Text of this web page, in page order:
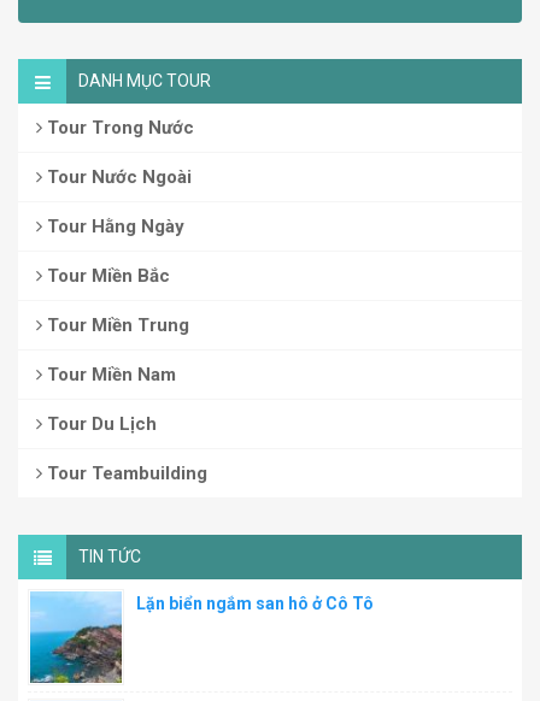
DANH MỤC TOUR
Tour Trong Nước
Tour Nước Ngoài
Tour Hằng Ngày
Tour Miền Bắc
Tour Miền Trung
Tour Miền Nam
Tour Du Lịch
Tour Teambuilding
TIN TỨC
Lặn biển ngắm san hô ở Cô Tô